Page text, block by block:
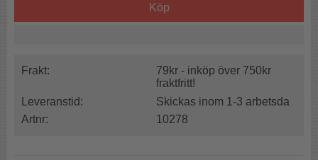
Köp
Frakt:
79kr - inköp över 750kr
fraktfritt!
Leveranstid:
Skickas inom 1-3 arbetsda
Artnr:
10278